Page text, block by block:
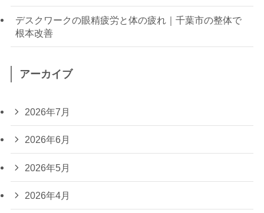
デスクワークの眼精疲労と体の疲れ｜千葉市の整体で
根本改善
アーカイブ
2026年7月
2026年6月
2026年5月
2026年4月